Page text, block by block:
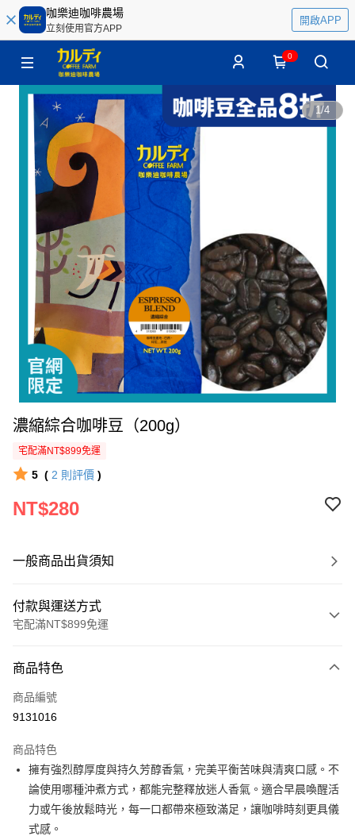
咖樂迪咖啡農場
立刻使用官方APP
開啟APP
0
1/4
濃縮綜合咖啡豆（200g）
宅配滿NT$899免運
5 ( 2 則評價 )
NT$280
一般商品出貨須知
付款與運送方式
宅配滿NT$899免運
信用卡一次付款
LINE Pay
街口支付
悠遊付
Google Pay
商品特色
商品編號
9131016
商品特色
擁有強烈醇厚度與持久芳醇香氣，完美平衡苦味與清爽口感。不
論使用哪種沖煮方式，都能完整釋放迷人香氣。適合早晨喚醒活
力或午後放鬆時光，每一口都帶來極致滿足，讓咖啡時刻更具儀
式感。